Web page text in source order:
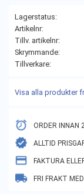
Lagerstatus
Artikelnr
Tillv. artikelnr
Skrymmande
Tillverkare
Visa alla produkter
ORDER INNAN
ALLTID
FAKTURA
FRI FRAKT